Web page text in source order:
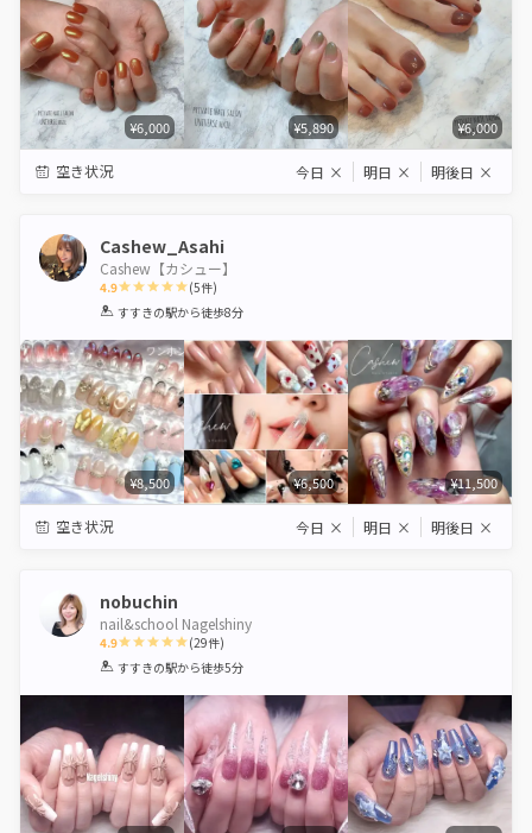
¥6,000 ¥5,890 ¥6,000
空き状況 今日 × 明日 × 明後日 ×
Cashew_Asahi
Cashew【カシュー】
4.9
1 2 3 4 5
(5件)
すすきの駅から徒歩8分
¥8,500 ¥6,500 ¥11,500
空き状況 今日 × 明日 × 明後日 ×
nobuchin
nail&school Nagelshiny
4.9
1 2 3 4 5
(29件)
すすきの駅から徒歩5分